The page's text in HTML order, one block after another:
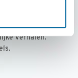
per jaar
met
verhalen.